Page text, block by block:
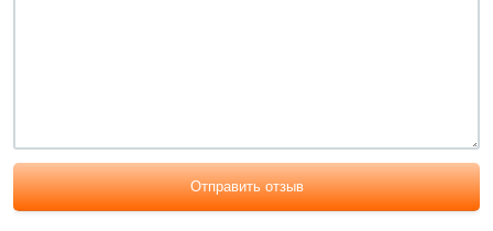
Отправить отзыв